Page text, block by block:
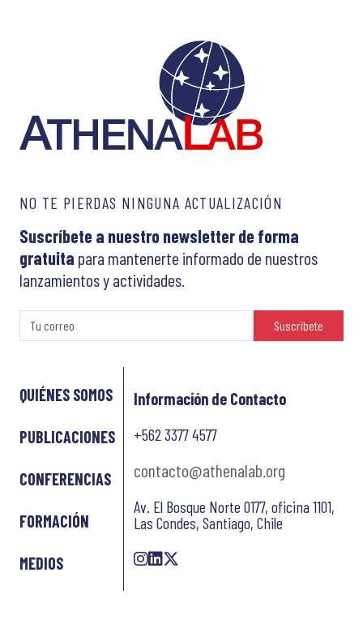
NO TE PIERDAS NINGUNA ACTUALIZACIÓN
Suscríbete a nuestro newsletter de forma
gratuita para mantenerte informado de nuestros
lanzamientos y actividades.
Suscríbete
QUIÉNES SOMOS
PUBLICACIONES
CONFERENCIAS
FORMACIÓN
MEDIOS
Información de Contacto
+562 3377 4577
contacto@athenalab.org
Av. El Bosque Norte 0177, oficina 1101,
Las Condes, Santiago, Chile